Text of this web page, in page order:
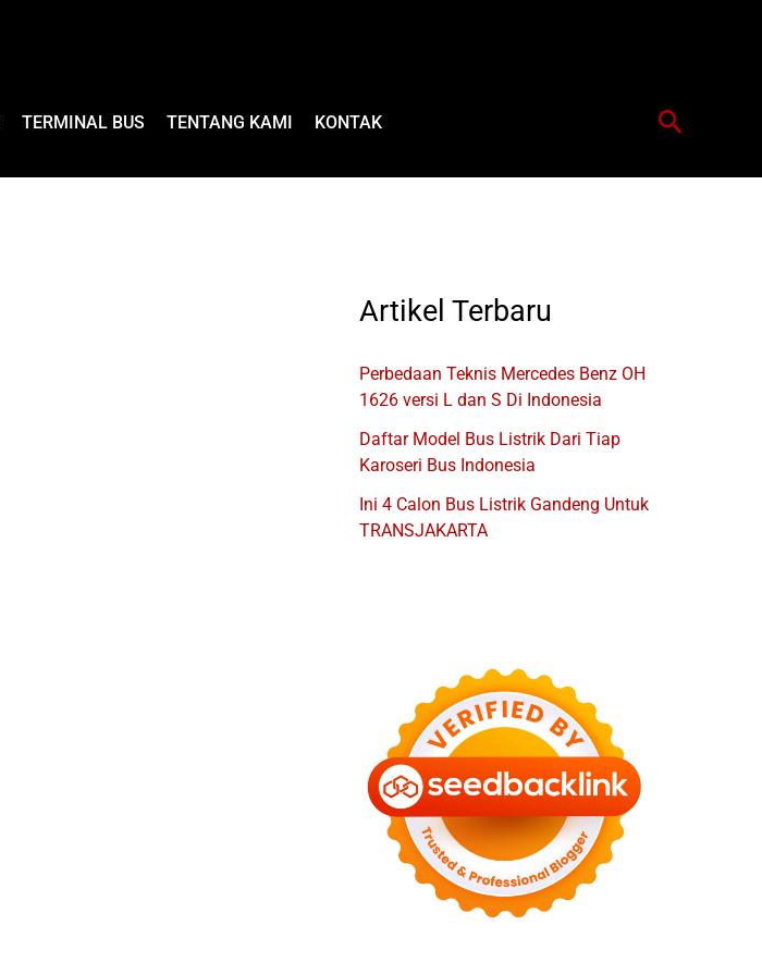
TERMINAL BUS TENTANG KAMI KONTAK Cari
Artikel Terbaru
Perbedaan Teknis Mercedes Benz OH
1626 versi L dan S Di Indonesia
Daftar Model Bus Listrik Dari Tiap
Karoseri Bus Indonesia
Ini 4 Calon Bus Listrik Gandeng Untuk
TRANSJAKARTA